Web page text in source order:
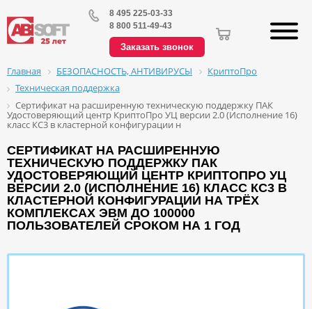
8 495 225-03-33
8 800 511-49-43
Заказать звонок
Главная БЕЗОПАСНОСТЬ, АНТИВИРУСЫ
КриптоПро
Техническая поддержка
Сертификат на расширенную техническую поддержку ПАК
Удостоверяющий центр КриптоПро УЦ версии 2.0 (Исполнение 16)
класс КС3 в кластерной конфигурации н
СЕРТИФИКАТ НА РАСШИРЕННУЮ
ТЕХНИЧЕСКУЮ ПОДДЕРЖКУ ПАК
УДОСТОВЕРЯЮЩИЙ ЦЕНТР КРИПТОПРО УЦ
ВЕРСИИ 2.0 (ИСПОЛНЕНИЕ 16) КЛАСС КС3 В
КЛАСТЕРНОЙ КОНФИГУРАЦИИ НА ТРЁХ
КОМПЛЕКСАХ ЭВМ ДО 100000
ПОЛЬЗОВАТЕЛЕЙ СРОКОМ НА 1 ГОД